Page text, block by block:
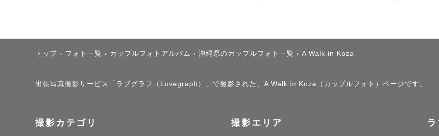
ご提案もさせていただきます。
ウエディングドレスでのクラシックな撮影や、ワンピースなどでの
にタキシードでの撮影をご希望の場合は、汗染みの目立たない色
トップ › フォト一覧 › カップルフォトアルバム › 沖縄県のカップルフォト一覧 › A Walk in Koza
出張写真撮影サービス「ラブグラフ（Lovegraph）」で撮影された、A Walk in Koza（カップルフォト）ページです。
撮影カテゴリ 撮影エリア